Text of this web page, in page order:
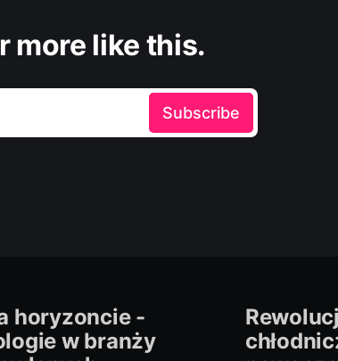
more like this.
Subscribe
horyzoncie -
w branży